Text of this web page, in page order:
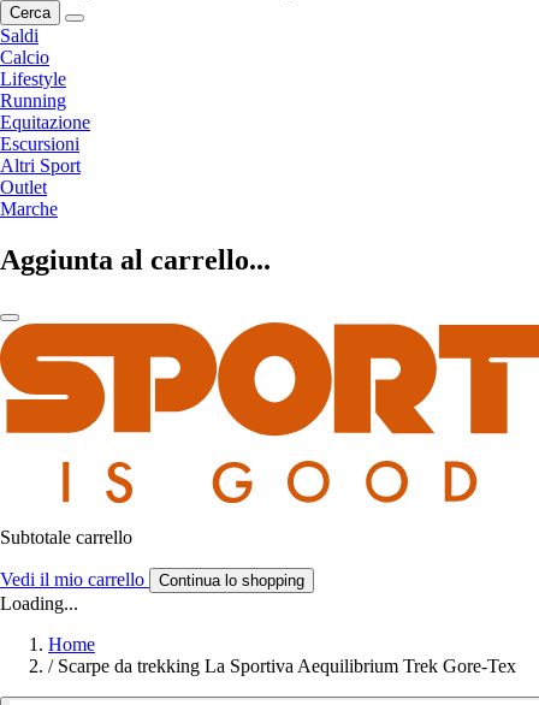
Cerca
Saldi
Calcio
Lifestyle
Running
Equitazione
Escursioni
Altri Sport
Outlet
Marche
Aggiunta al carrello...
Subtotale carrello
Vedi il mio carrello Continua lo shopping
Loading...
Home
/ Scarpe da trekking La Sportiva Aequilibrium Trek Gore-Tex